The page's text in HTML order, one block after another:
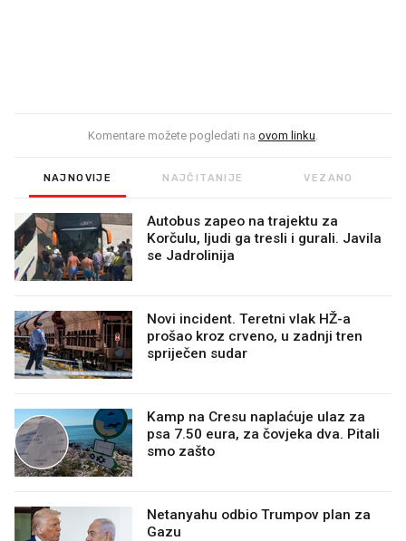
Komentare možete pogledati na ovom linku.
NAJNOVIJE NAJČITANIJE VEZANO
Autobus zapeo na trajektu za
Korčulu, ljudi ga tresli i gurali. Javila
se Jadrolinija
Novi incident. Teretni vlak HŽ-a
prošao kroz crveno, u zadnji tren
spriječen sudar
Kamp na Cresu naplaćuje ulaz za
psa 7.50 eura, za čovjeka dva. Pitali
smo zašto
Netanyahu odbio Trumpov plan za
Gazu